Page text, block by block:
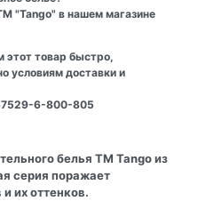
"Tango" в нашем магазине
этот товар быстро,
условиям доставки и
6-800-805
белья ТМ Tango из
серия поражает
их оттенков.